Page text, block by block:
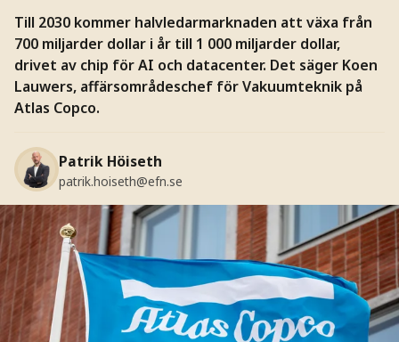
Till 2030 kommer halvledarmarknaden att växa från
700 miljarder dollar i år till 1 000 miljarder dollar,
drivet av chip för AI och datacenter. Det säger Koen
Lauwers, affärsområdeschef för Vakuumteknik på
Atlas Copco.
Patrik Höiseth
patrik.hoiseth@efn.se